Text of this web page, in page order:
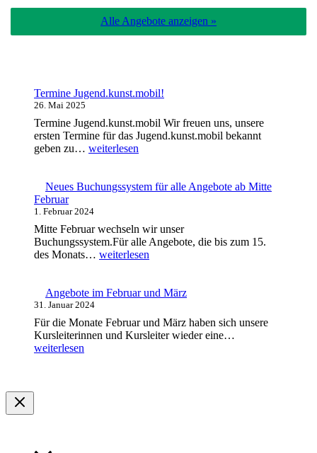
Alle Angebote anzeigen »
Termine Jugend.kunst.mobil!
26. Mai 2025
Termine Jugend.kunst.mobil Wir freuen uns, unsere
ersten Termine für das Jugend.kunst.mobil bekannt
geben zu… Termine
weiterlesen
Neues Buchungssystem für alle Angebote ab Mitte
Februar
1. Februar 2024
Mitte Februar wechseln wir unser
Buchungssystem.Für alle Angebote, die bis zum 15.
des Monats… Neues
alle
ab
Mitte
Februar
weiterlesen
Angebote im Februar und März
31. Januar 2024
Für die Monate Februar und März haben sich unsere
Kursleiterinnen und Kursleiter wieder eine…
weiterlesen